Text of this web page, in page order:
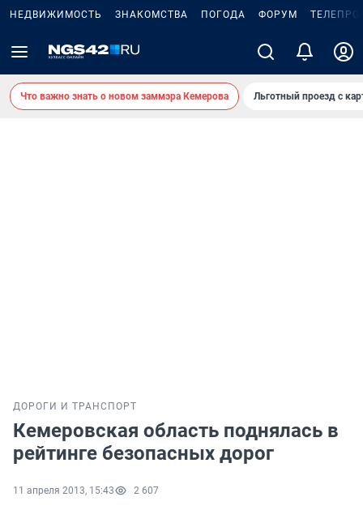
НЕДВИЖИМОСТЬ ЗНАКОМСТВА ПОГОДА ФОРУМ
Что важно знать о новом заммэра Кемерова Льготный проезд с
ДОРОГИ И ТРАНСПОРТ
Кемеровская область поднялась в
рейтинге безопасных дорог
11 апреля 2013, 15:43 2 607